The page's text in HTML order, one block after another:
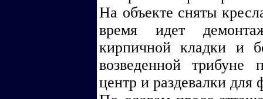
На объекте сняты
время идет
кирпичной кладки и
возведенной трибуне
центр и раздевалки для